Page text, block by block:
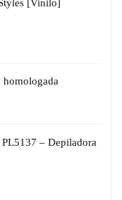
[Vinilo]
homologada
– Depiladora